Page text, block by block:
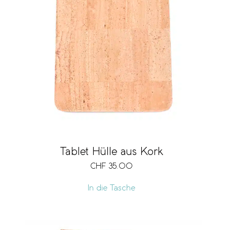
Tablet Hülle aus Kork
CHF 35.00
In die Tasche